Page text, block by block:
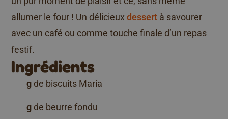
allumer le four ! Un délicieux dessertà savourer
avec un café ou comme touche finale d’un repas
festif.
Ingrédients
g de biscuits Maria
g de beurre fondu